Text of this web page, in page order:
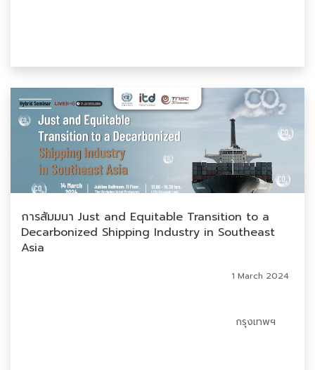
การสัมมนา Just and Equitable Transition to a
Decarbonized Shipping Industry in Southeast
Asia
กรุงเทพฯ
1 March 2024